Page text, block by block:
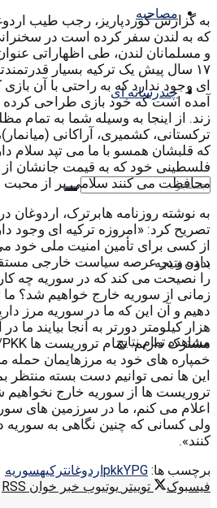
مصاحبه
چندرسانه ای
بدون نتیجه
مشاهده تمام نتایج
به گزارش کوردپاریز، رجب طیب
که به لندن سفر کرده است در
و مسلمانان لندن، طی اظهاراتی
۱۷ سال پیش یک ترکیه بسیار
ای وجود ندارد که به راحتی با آن بازی
آمده است که خود بازی طراحی کرده
زند. از اینجا به وسیله شما به تمام
ترکستانی، کشمیری، آراکانی
که قلبشان همسو با ما می تپد سلام
فلسطینی خود که به قیمت جانشان از
محافظت می کنند سلامی پر از
به نوشته روزنامه هابرترک، اردوغان
تصریح کرد: «امروزه ترکیه ای وجود
از کسی برای تأمین امنیت ملی خود
داده و در عرصه سیاست خارجی
را نصیحت می کند که در سوریه چه کار
زمانی از سوریه خارج خواهیم شد؟ ما
خمپاره های خود به مرزهایمان حمله
این ها نمی توانیم دست بسته منتظر
تروریست ها از سوریه خارج
اعلام می کنم، ما در سرزمین های
ولی کسانی که چنین نگاهی به سوریه
کنند».
برچسب ها: pkkYPG اردوغانترکیهسوریه
فیسبوک
توییتر یوتیوب خبر خوان RSS